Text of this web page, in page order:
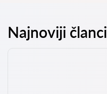
Najnoviji članci